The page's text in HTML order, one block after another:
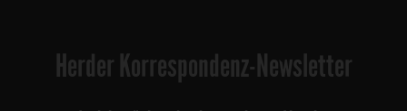
Herder Korrespondenz-Newsletter